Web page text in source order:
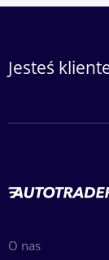
Jesteś
O nas